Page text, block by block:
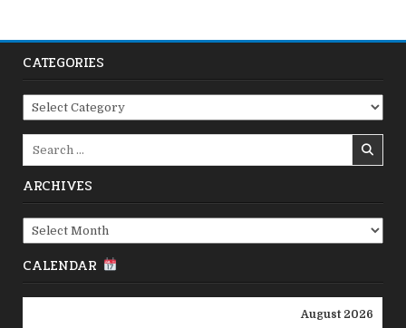
CATEGORIES
Categories
ARCHIVES
Archives
CALENDAR
August 2026